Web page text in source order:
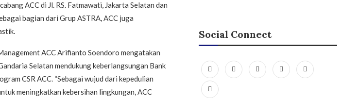
ACC di Jl. RS. Fatmawati, Jakarta Selatan dan
bagian dari Grup ASTRA, ACC juga
ACC Arifianto Soendoro mengatakan
Selatan mendukung keberlangsungan Bank
CSR ACC. “Sebagai wujud dari kepedulian
meningkatkan kebersihan lingkungan, ACC
Social Connect